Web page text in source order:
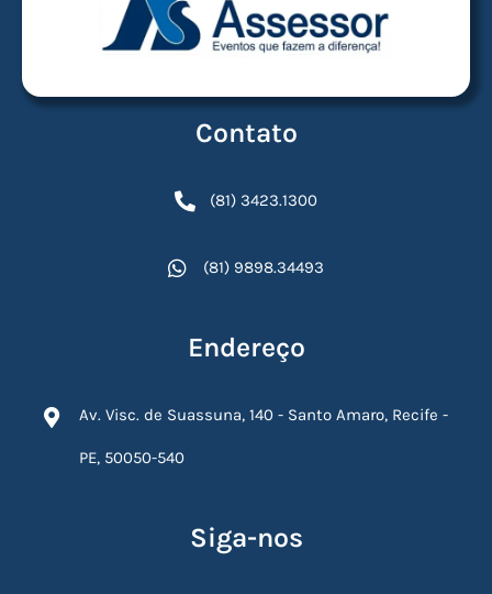
Contato
(81) 3423.1300
(81) 9898.34493
Endereço
Av. Visc. de Suassuna, 140 - Santo Amaro, Recife -
PE, 50050-540
Siga-nos